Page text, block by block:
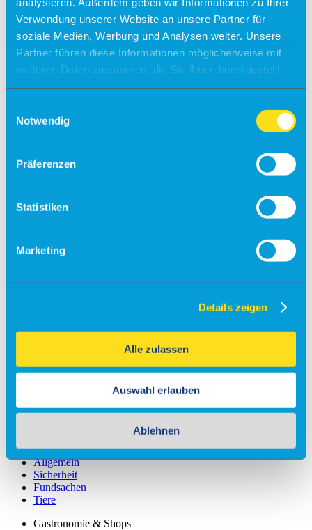
Verwendung unserer Website an unsere Partner für
soziale Medien, Werbung und Analysen weiter. Unsere
Partner führen diese Informationen möglicherweise mit
weiteren Daten zusammen, die Sie ihnen bereitgestellt
Notwendig
Präferenzen
Statistiken
Marketing
Details zeigen
Alle zulassen
Auswahl erlauben
Ablehnen
Kontakt
Tagen & Feiern am Airport
Büroräume zu vermieten!
Usedom
Zakynthos
Unsere Reisepartner
vianova
Check-in
Gepäck
Allgemein
Sicherheit
Fundsachen
Tiere
Gastronomie & Shops